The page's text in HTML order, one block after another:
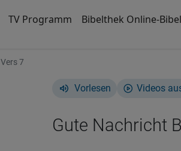
TV Programm Bibelthek Online-Bibel
Vers 7
Vorlesen Videos
Gute Nachricht